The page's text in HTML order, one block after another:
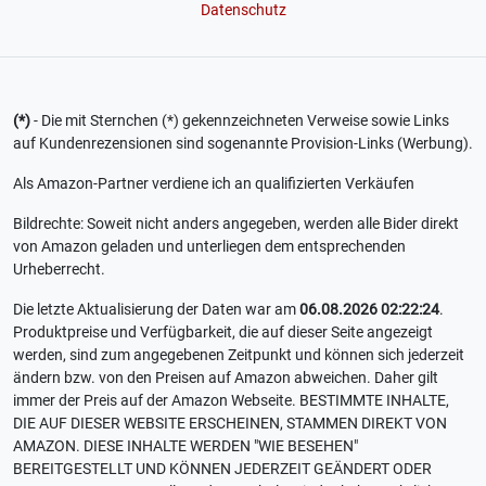
Datenschutz
(*)- Die mit Sternchen (*) gekennzeichneten Verweise sowie Links
auf Kundenrezensionen sind sogenannte Provision-Links (Werbung).
Als Amazon-Partner verdiene ich an qualifizierten Verkäufen
Bildrechte: Soweit nicht anders angegeben, werden alle Bider direkt
von Amazon geladen und unterliegen dem entsprechenden
Urheberrecht.
Die letzte Aktualisierung der Daten war am06.08.2026 02:22:24.
Produktpreise und Verfügbarkeit, die auf dieser Seite angezeigt
werden, sind zum angegebenen Zeitpunkt und können sich jederzeit
ändern bzw. von den Preisen auf Amazon abweichen. Daher gilt
immer der Preis auf der Amazon Webseite. BESTIMMTE INHALTE,
DIE AUF DIESER WEBSITE ERSCHEINEN, STAMMEN DIREKT VON
AMAZON. DIESE INHALTE WERDEN "WIE BESEHEN"
BEREITGESTELLT UND KÖNNEN JEDERZEIT GEÄNDERT ODER